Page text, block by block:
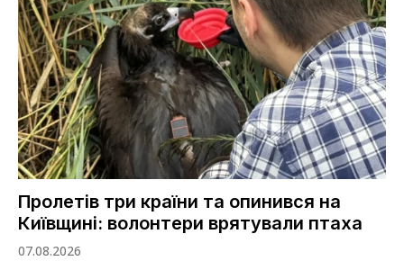
Пролетів три країни та опинився на
Київщині: волонтери врятували птаха
07.08.2026